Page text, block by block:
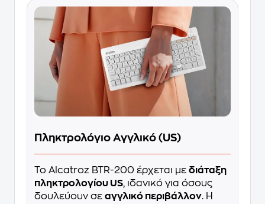
Πληκτρολόγιο Αγγλικό (US)
Το Alcatroz BTR-200 έρχεται με διάταξη
πληκτρολογίου US, ιδανικό για όσους
δουλεύουν σε αγγλικό περιβάλλον. Η